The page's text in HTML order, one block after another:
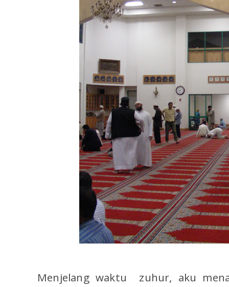
Menjelang waktu zuhur, aku